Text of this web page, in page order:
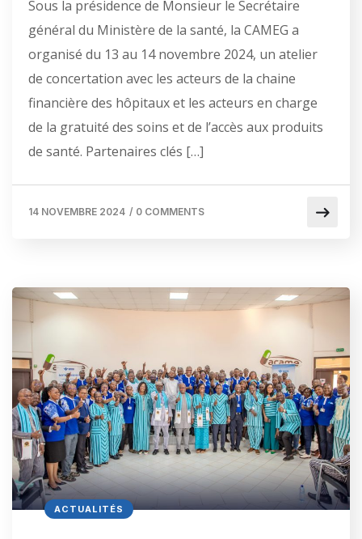
Sous la présidence de Monsieur le Secrétaire
général du Ministère de la santé, la CAMEG a
organisé du 13 au 14 novembre 2024, un atelier
de concertation avec les acteurs de la chaine
financière des hôpitaux et les acteurs en charge
de la gratuité des soins et de l’accès aux produits
de santé. Partenaires clés […]
14 NOVEMBRE 2024 / 0 COMMENTS
ACTUALITÉS